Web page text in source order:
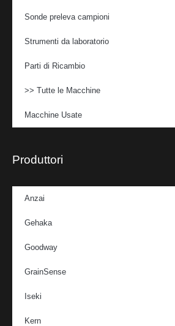
Sonde preleva campioni
Strumenti da laboratorio
Parti di Ricambio
>> Tutte le Macchine
Macchine Usate
Produttori
Anzai
Gehaka
Goodway
GrainSense
Iseki
Kern